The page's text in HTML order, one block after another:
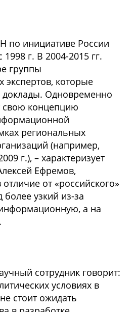
инициативе России
1998 г. В 2004-2015 гг.
группы
экспертов, которые
доклады. Одновременно
свою концепцию
региональных
(например,
г.), – характеризует
Ефремов,
от «российского»
узкий из-за
а на
сотрудник говорит:
условиях в
стоит ожидать